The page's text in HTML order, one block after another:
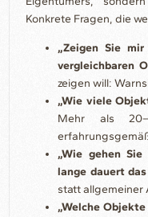
Konkrete Fragen, die
„Zeigen Sie
vergleichbaren
zeigen will:
„Wie viele
Mehr als
„Wie gehen
lange dauert
statt allgemeiner
„Welche